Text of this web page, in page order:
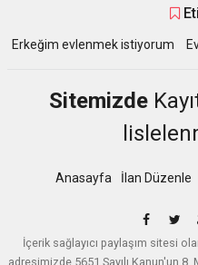
Erkeğim evlenmek istiyorum
Sitemizde
Anasayfa İlan Düzenle
İçerik sağlayıcı paylaşım sitesi
adresimizde 5651 Sayılı Kanun'un